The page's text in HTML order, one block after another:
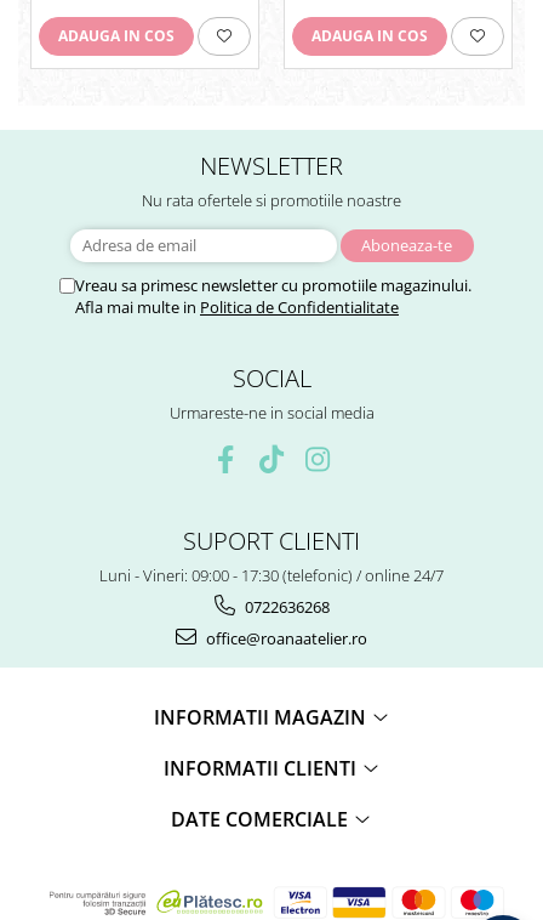
ADAUGA IN COS ADAUGA IN COS
NEWSLETTER
Nu rata ofertele si promotiile noastre
Vreau sa primesc newsletter cu promotiile magazinului.
Afla mai multe in Politica de Confidentialitate
SOCIAL
Urmareste-ne in social media
SUPORT CLIENTI
Luni - Vineri: 09:00 - 17:30 (telefonic) / online 24/7
0722636268
office@roanaatelier.ro
INFORMATII MAGAZIN
INFORMATII CLIENTI
DATE COMERCIALE